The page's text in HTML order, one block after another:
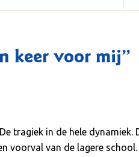
keer voor mij”
tragiek in de hele dynamiek.
voorval van de lagere school.